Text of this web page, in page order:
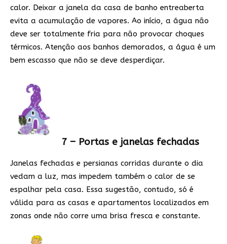
calor. Deixar a janela da casa de banho entreaberta
evita a acumulação de vapores. Ao início, a água não
deve ser totalmente fria para não provocar choques
térmicos. Atenção aos banhos demorados, a água é um
bem escasso que não se deve desperdiçar.
7 – Portas e janelas fechadas
Janelas fechadas e persianas corridas durante o dia
vedam a luz, mas impedem também o calor de se
espalhar pela casa. Essa sugestão, contudo, só é
válida para as casas e apartamentos localizados em
zonas onde não corre uma brisa fresca e constante.